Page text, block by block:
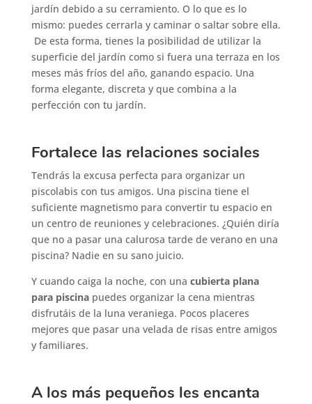
jardín debido a su cerramiento. O lo que es lo
mismo: puedes cerrarla y caminar o saltar sobre ella.
De esta forma, tienes la posibilidad de utilizar la
superficie del jardín como si fuera una terraza en los
meses más fríos del año, ganando espacio. Una
forma elegante, discreta y que combina a la
perfección con tu jardín.
Fortalece las relaciones sociales
Tendrás la excusa perfecta para organizar un
piscolabis con tus amigos. Una piscina tiene el
suficiente magnetismo para convertir tu espacio en
un centro de reuniones y celebraciones. ¿Quién diría
que no a pasar una calurosa tarde de verano en una
piscina? Nadie en su sano juicio.
Y cuando caiga la noche, con una cubierta plana
para piscinapuedes organizar la cena mientras
disfrutáis de la luna veraniega. Pocos placeres
mejores que pasar una velada de risas entre amigos
y familiares.
A los más pequeños les encanta